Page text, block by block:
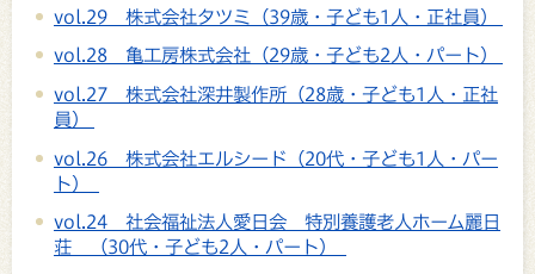
vol.29 株式会社タツミ（39歳・子ども1人・正社員）
vol.28 亀工房株式会社（29歳・子ども2人・パート）
vol.27 株式会社深井製作所（28歳・子ども1人・正社
員）
vol.26 株式会社エルシード（20代・子ども1人・パー
ト）
vol.24 社会福祉法人愛日会 特別養護老人ホーム麗日
荘 （30代・子ども2人・パート）